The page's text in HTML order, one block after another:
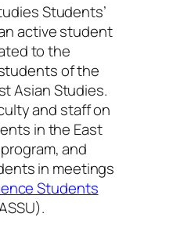
Students’
active student
to the
of the
Asian Studies.
and staff on
in the East
and
in meetings
Students